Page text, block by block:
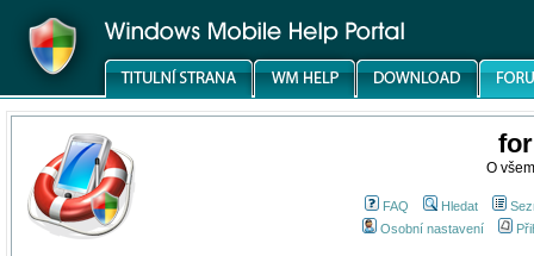
O
FAQ Hledat
Osobní nastavení